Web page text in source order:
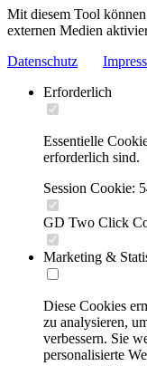
Mit diesem Tool
externen Medien
Datenschutz
Erforderlich
Essentielle
erforderlich sind.
Session Cookie:
GD Two Click
Marketing &
Diese Cookies
zu analysieren,
verbessern. Sie
personalisierte